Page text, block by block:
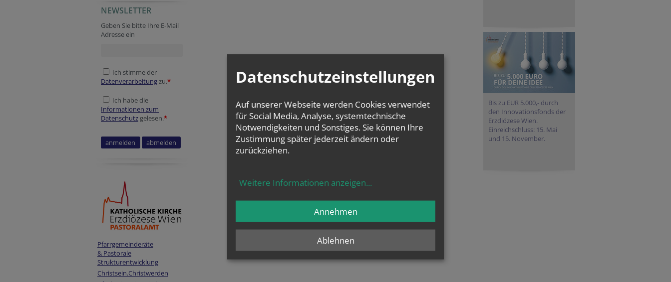
URL
Fax
Company website
Homepage
NEWSLETTER
Geben Sie bitte Ihre E-Mail
Adresse ein
Ich stimme der
Datenverarbeitungzu.*
Ich habe die
Informationen zum
Datenschutz gelesen.*
Pfarrgemeinderäte
& Pastorale
Strukturentwicklung
Christsein.Christwerden
Bis zu EUR 5.000,- durch
den Innovationsfonds der
Erzdiözese Wien.
Einreichschluss: 15. Mai
und 15. November.
Datenschutzeinstellungen
Auf unserer Webseite werden Cookies verwendet
für Social Media, Analyse, systemtechnische
Notwendigkeiten und Sonstiges. Sie können Ihre
Zustimmung später jederzeit ändern oder
zurückziehen.
Weitere Informationen anzeigen...
Ablehnen
Annehmen